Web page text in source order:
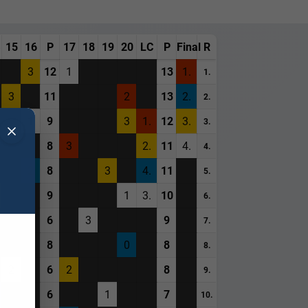
15 16 P 17 18 19 20 LC P Final R
3 12 1 13 1. 1.
3 11 2 13 2. 2.
9 3 1. 12 3. 3.
8 3 2. 11 4. 4.
8 3 4. 11 5.
9 1 3. 10 6.
6 3 9 7.
8 0 8 8.
6 2 8 9.
6 1 7 10.